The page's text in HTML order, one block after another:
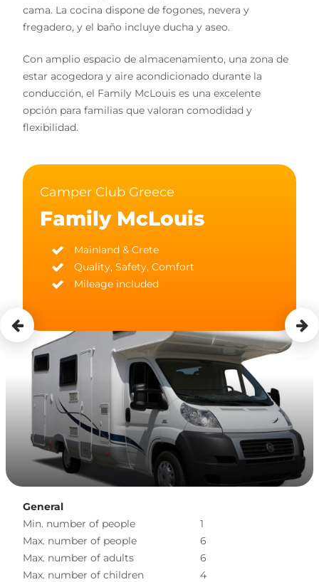
cama. La cocina dispone de fogones, nevera y
fregadero, y el baño incluye ducha y aseo.
Con amplio espacio de almacenamiento, una zona de
estar acogedora y aire acondicionado durante la
conducción, el Family McLouis es una excelente
opción para familias que valoran comodidad y
flexibilidad.
Camper Club Greece
Family McLouis
Mainland & Crete
Quality, Safety, Comfort
Mileage included
General
Min. number of people
1
Max. number of people
6
Max. number of adults
6
Max. number of children
4